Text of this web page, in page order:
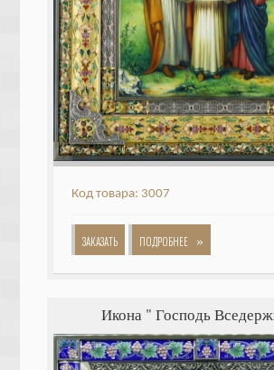
Код товара: 3007
ЗАКАЗАТЬ ПОДРОБНЕЕ »
Икона " Господь